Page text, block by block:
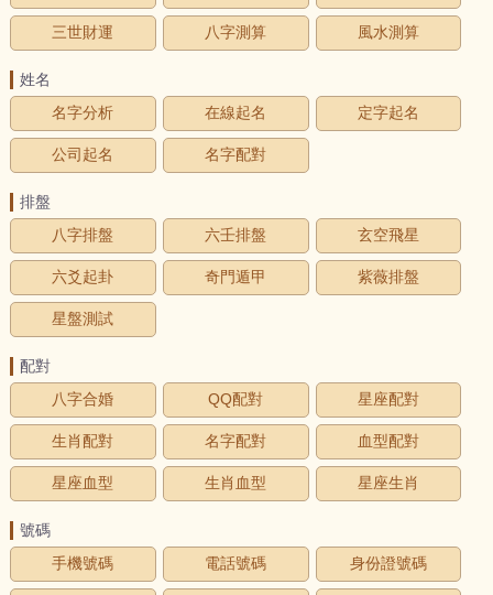
三世財運 八字測算 風水測算
姓名
名字分析
在線起名 定字起名
公司起名 名字配對
排盤
八字排盤
六壬排盤 玄空飛星
六爻起卦 奇門遁甲 紫薇排盤
星盤測試
配對
八字合婚
QQ配對 星座配對
生肖配對 名字配對 血型配對
星座血型 生肖血型 星座生肖
號碼
手機號碼
電話號碼 身份證號碼